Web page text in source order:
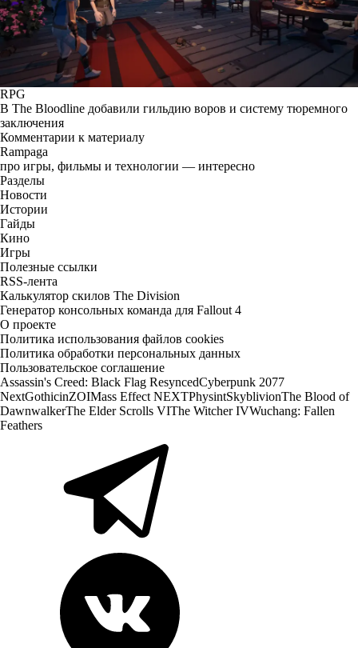
RPG
В The Bloodline добавили гильдию воров и систему тюремного
заключения
Комментарии к материалу
Rampaga
про игры, фильмы и технологии — интересно
Разделы
Новости
Истории
Гайды
Кино
Игры
Полезные ссылки
RSS-лента
Калькулятор скилов The Division
Генератор консольных команда для Fallout 4
О проекте
Политика использования файлов cookies
Политика обработки персональных данных
Пользовательское соглашение
Assassin's Creed: Black Flag ResyncedCyberpunk 2077
NextGothicinZOIMass Effect NEXTPhysintSkyblivionThe Blood of
DawnwalkerThe Elder Scrolls VIThe Witcher IVWuchang: Fallen
Feathers